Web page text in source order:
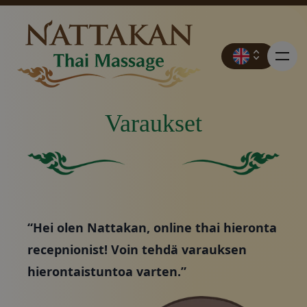
Hinnat
Ota yhteyttä
Varaukset
“Hei olen Nattakan, online thai hieronta
recepnionist! Voin tehdä varauksen
hierontaistuntoa varten.”